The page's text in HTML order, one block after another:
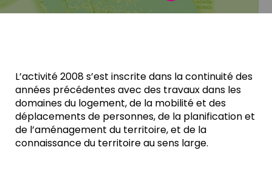
L’activité 2008 s’est inscrite dans la continuité des
années précédentes avec des travaux dans les
domaines du logement, de la mobilité et des
déplacements de personnes, de la planification et
de l’aménagement du territoire, et de la
connaissance du territoire au sens large.